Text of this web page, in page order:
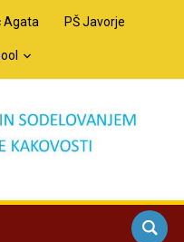
Agata PŠ Javorje